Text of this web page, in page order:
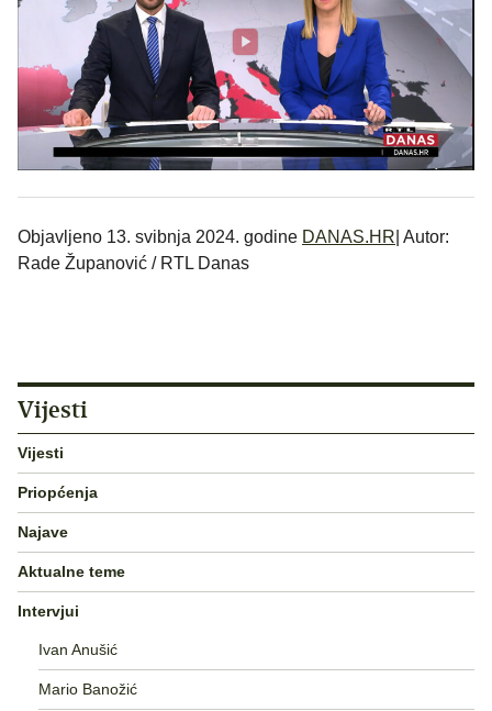
Objavljeno 13. svibnja 2024. godine DANAS.HR | Autor:
Rade Županović / RTL Danas
Vijesti
Vijesti
Priopćenja
Najave
Aktualne teme
Intervjui
Ivan Anušić
Mario Banožić